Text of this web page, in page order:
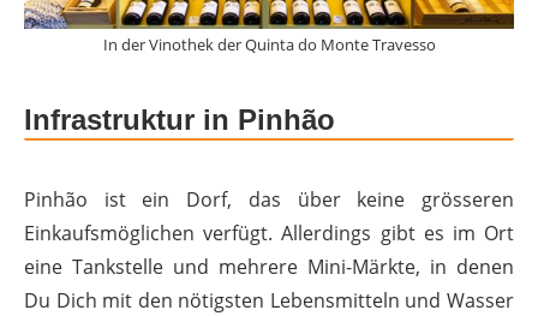
In der Vinothek der Quinta do Monte Travesso
Infrastruktur in Pinhão
Pinhão ist ein Dorf, das über keine grösseren
Einkaufsmöglichen verfügt. Allerdings gibt es im Ort
eine Tankstelle und mehrere Mini-Märkte, in denen
Du Dich mit den nötigsten Lebensmitteln und Wasser